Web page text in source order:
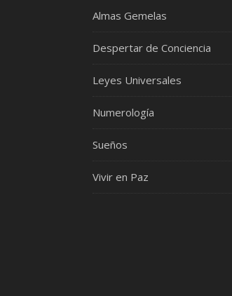
Almas Gemelas
Despertar de Conciencia
Leyes Universales
Numerología
Sueños
Vivir en Paz